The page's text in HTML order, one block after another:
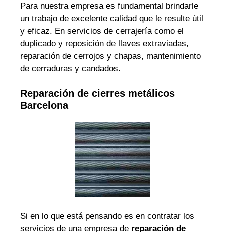
Para nuestra empresa es fundamental brindarle
un trabajo de excelente calidad que le resulte útil
y eficaz. En servicios de cerrajería como el
duplicado y reposición de llaves extraviadas,
reparación de cerrojos y chapas, mantenimiento
de cerraduras y candados.
Reparación de cierres metálicos
Barcelona
Si en lo que está pensando es en contratar los
servicios de una empresa de reparación de